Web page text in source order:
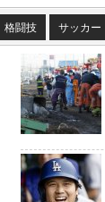
格闘技 サッカー